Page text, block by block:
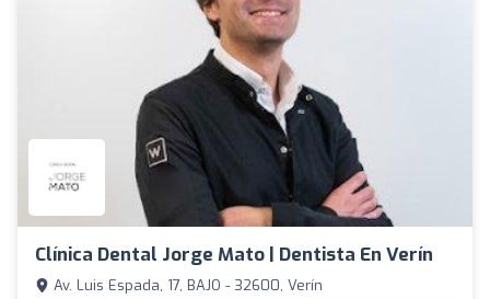
Clínica Dental Jorge Mato | Dentista En Verín
Av. Luis Espada, 17, BAJO - 32600, Verín